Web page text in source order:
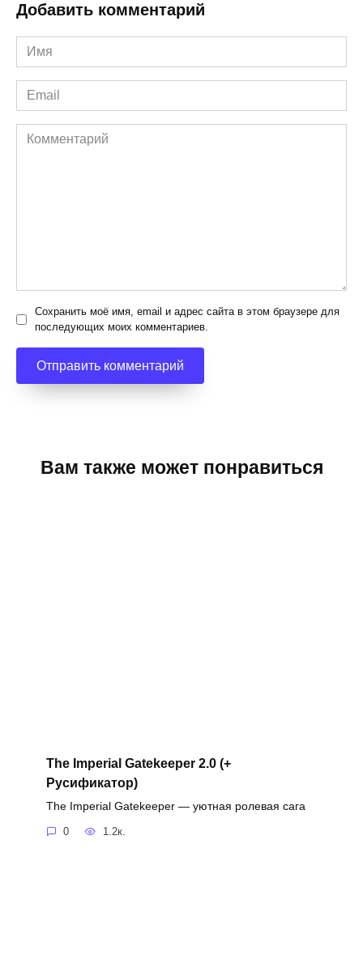
Добавить комментарий
Имя
*
Email
*
Комментарий
Сохранить моё имя, email и адрес сайта в этом браузере для
последующих моих комментариев.
Вам также может понравиться
The Imperial Gatekeeper 2.0 (+
Русификатор)
The Imperial Gatekeeper — уютная ролевая сага
0 1.2к.